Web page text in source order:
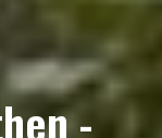
-